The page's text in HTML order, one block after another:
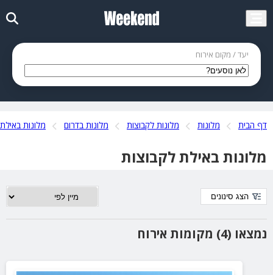
יעד / מקום אירוח
דף הבית מלונות מלונות לקבוצות מלונות בדרום מלונות באילת
מלונות באילת לקבוצות
נמצאו (4) מקומות אירוח
הצג סינונים